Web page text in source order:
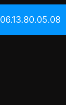
06.13.80.05.08